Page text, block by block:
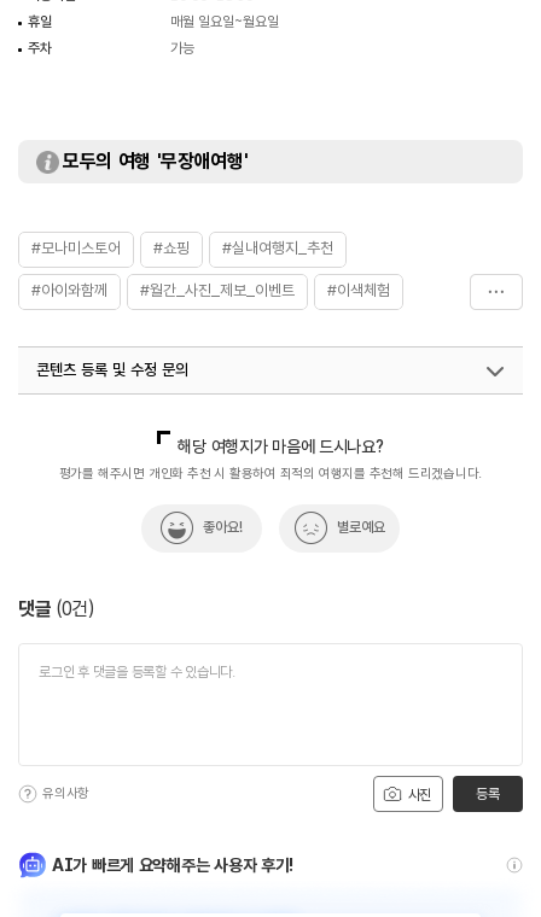
휴일
매월 일요일~월요일
주차
가능
모두의 여행 '무장애여행'
#모나미스토어 #쇼핑 #실내여행지_추천
#아이와함께 #월간_사진_제보_이벤트 #이색체험
콘텐츠 등록 및 수정 문의
해당 여행지가 마음에 드시나요?
평가를 해주시면 개인화 추천 시 활용하여 최적의 여행지를 추천해 드리겠습니다.
좋아요! 별로예요
댓글 (0건)
사진
유의사항 등록
AI가 빠르게 요약해주는 사용자 후기!